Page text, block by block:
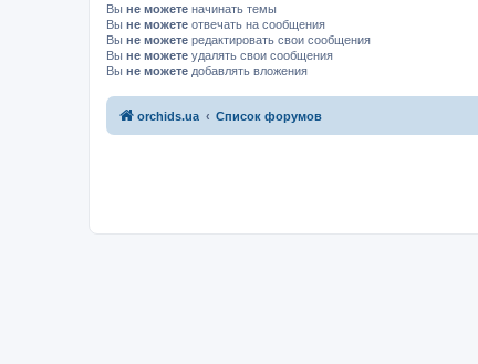
Вы не можете начинать темы
Вы не можете отвечать на сообщения
Вы не можете редактировать свои сообщения
Вы не можете удалять свои сообщения
Вы не можете добавлять вложения
orchids.ua Список форумов